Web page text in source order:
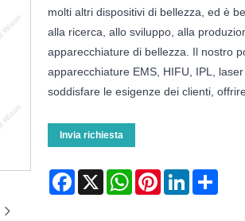
molti altri dispositivi di bellezza, ed è
alla ricerca, allo sviluppo, alla
apparecchiature di bellezza. Il nostro
apparecchiature EMS, HIFU, IPL,
soddisfare le esigenze dei clienti,
Invia richiesta
Facebook
X WhatsAppPinterestLinkedInShare